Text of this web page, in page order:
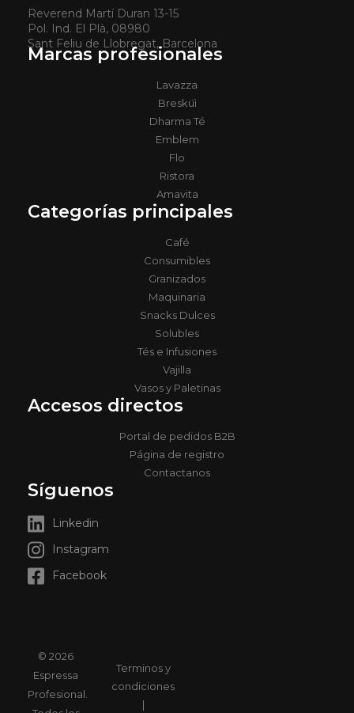
Reverend Martí Duran 13-15
Pol. Ind. El Plà, 08980
Sant Feliu de Llobregat, Barcelona
Marcas profesionales
Lavazza
Bresküì
Dharma Té
Emblem
Flo
Ristora
Amavita
Categorías principales
Café
Consumibles
Granizados
Maquinaria
Snacks Dulces
Solubles
Tés e Infusiones
Vajilla
Vasos y Paletinas
Accesos directos
Portal de pedidos B2B
Página de registro
Contactanos
Síguenos
Linkedin
Instagram
Facebook
© 2026
Espressa
Profesional.
Terminos y
condiciones
|